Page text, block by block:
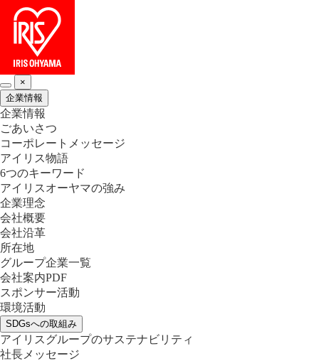
×
企業情報
企業情報
ごあいさつ
コーポレートメッセージ
アイリス物語
6つのキーワード
アイリスオーヤマの強み
企業理念
会社概要
会社沿革
所在地
グループ企業一覧
会社案内PDF
スポンサー活動
環境活動
SDGsへの取組み
アイリスグループのサステナビリティ
社長メッセージ